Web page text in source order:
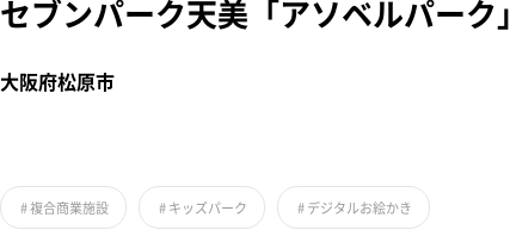
セブンパーク天美「アソベルパーク」
大阪府松原市
#複合商業施設 #キッズパーク #デジタルお絵かき